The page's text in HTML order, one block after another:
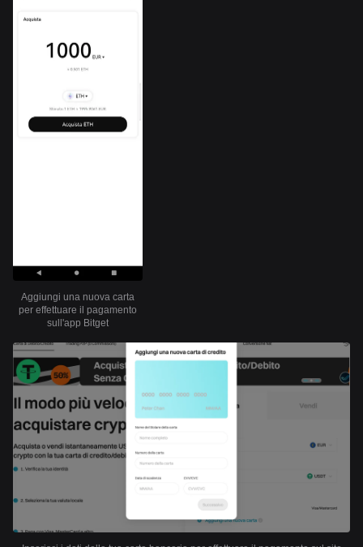
Aggiungi una nuova carta
per effettuare il pagamento
sull'app Bitget